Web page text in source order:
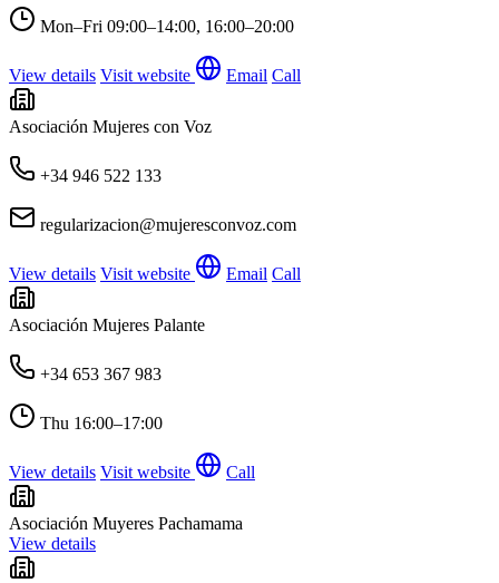
Mon–Fri 09:00–14:00, 16:00–20:00
View details Visit website Email Call
Asociación Mujeres con Voz
+34 946 522 133
regularizacion@mujeresconvoz.com
View details Visit website Email Call
Asociación Mujeres Palante
+34 653 367 983
Thu 16:00–17:00
View details Visit website Call
Asociación Muyeres Pachamama
View details